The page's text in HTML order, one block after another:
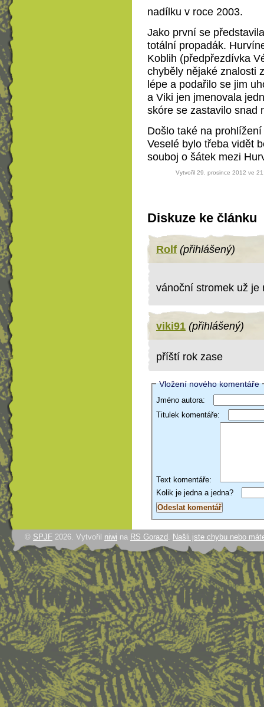
nadílku v roce 2003.
Jako první se
totální propadák.
Koblih (předpřezdívka
chyběly nějaké znalosti
lépe a podařilo se jim
a Viki jen jmenovala
skóre se zastavilo snad
Došlo také na
Veselé bylo třeba vidět
souboj o šátek mezi
Vytvořil 29. prosince 2012 ve
Diskuze ke článku
Rolf (přihlášený)
vánoční stromek už je
viki91 (přihlášený)
příští rok zase
Vložení nového komentáře
Jméno autora:
Titulek komentáře:
Text komentáře:
Kolik je jedna a jedna?
© SPJF 2026. Vytvořil niwi na RS Gorazd . Našli jste chybu nebo